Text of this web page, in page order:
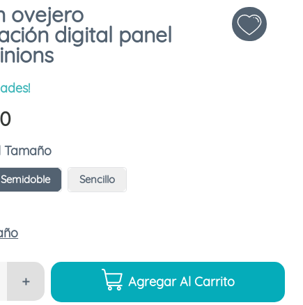
ovejero
digital panel
Tamaño
Semidoble Sencillo
＋ Agregar Al Carrito